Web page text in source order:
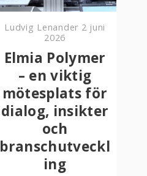
Ludvig Lenander 2 juni
2026
Elmia Polymer
– en viktig
mötesplats för
dialog, insikter
och
branschutveckl
ing